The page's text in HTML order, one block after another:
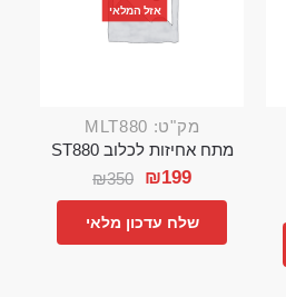
אזל המלאי
מק"ט: MLT880
מתח אחיזות לכלוב ST880
₪350 ₪199
שלח עדכון מלאי